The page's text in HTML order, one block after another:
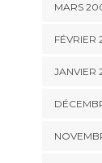
MARS
FÉVRIER
JANVIER